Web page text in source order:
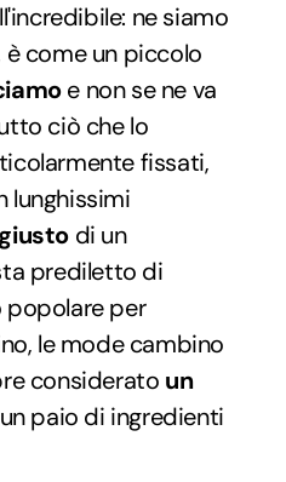
ne siamo
come un piccolo
e non se ne va
ciò che lo
fissati,
lunghissimi
di un
prediletto di
popolare per
le mode cambino
considerato un
paio di ingredienti